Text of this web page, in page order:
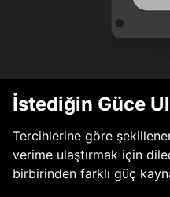
İstediğin Güce
Tercihlerine göre
verime ulaştırmak için
birbirinden farklı güç